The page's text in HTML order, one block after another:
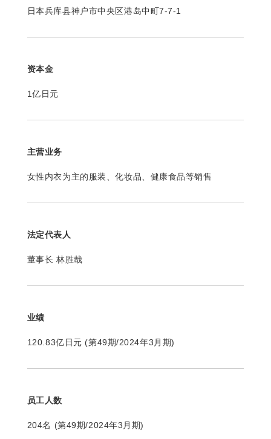
日本兵库县神户市中央区港岛中町7-7-1
资本金
1亿日元
主营业务
女性内衣为主的服装、化妆品、健康食品等销售
法定代表人
董事长 林胜哉
业绩
120.83亿日元 (第49期/2024年3月期)
员工人数
204名 (第49期/2024年3月期)